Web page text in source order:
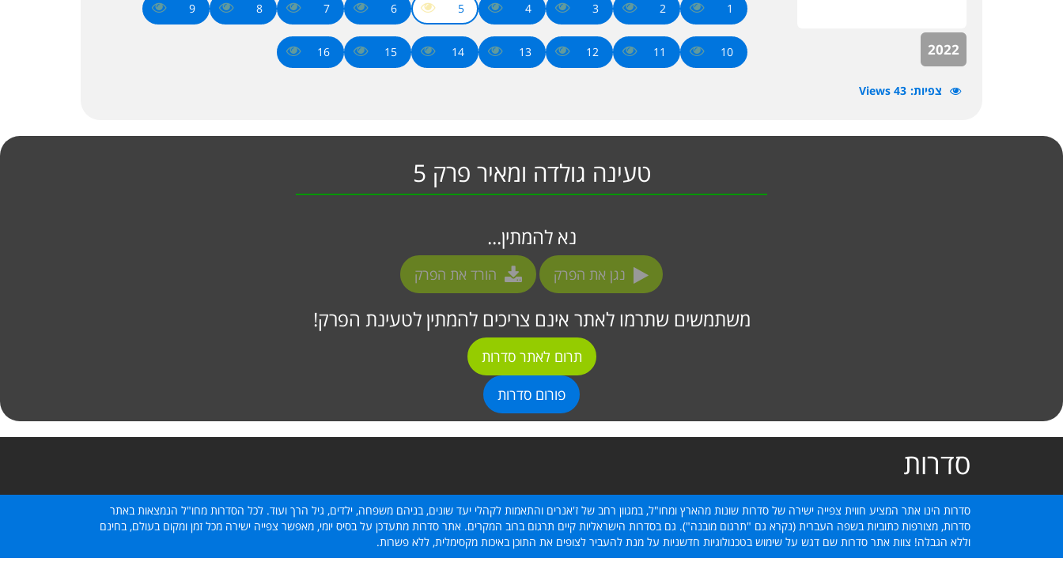
2022
צפיות 43 Views
1
2
3
4
5
6
7
8
9
10
11
12
13
14
15
16
טעינה גולדה ומאיר פרק 5
נא להמתין...
נגן את הפרק הורד את הפרק
משתמשים שתרמו לאתר אינם צריכים להמתין לטעינת הפרק!
תרום לאתר סדרות
פורום סדרות
סדרות
סדרות הינו אתר המציע חווית צפייה ישירה של סדרות שונות מהארץ ומחו"ל, במגוון רחב של ז'אנרים והתאמות לקהלי יעד שונים, בניהם משפחה, ילדים, גיל הרך ועוד. לכל הסדרות מחו"ל הנמצאות באתר
סדרות, מצורפות כתוביות בשפה העברית (נקרא גם "תרגום מובנה"). גם בסדרות הישראליות קיים תרגום ברוב המקרים. אתר סדרות מתעדכן על בסיס יומי, מאפשר צפייה ישירה מכל זמן ומקום בעולם, בחינם
וללא הגבלה! צוות אתר סדרות שם דגש על שימוש בטכנולוגיות חדשניות על מנת להעביר לצופים את התוכן באיכות מקסימלית, ללא פשרות.